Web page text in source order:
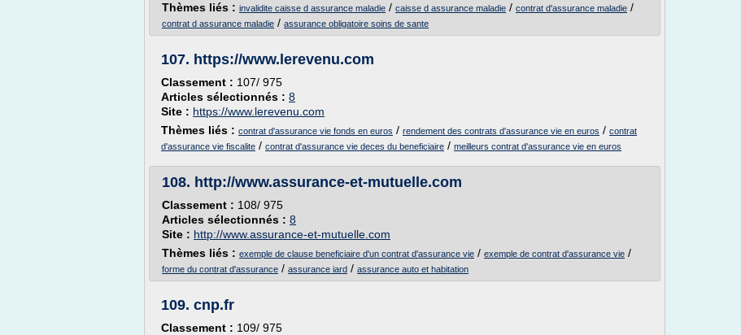
Thèmes liés : invalidite caisse d assurance maladie / caisse d assurance maladie / contrat d'assurance maladie /
contrat d assurance maladie / assurance obligatoire soins de sante
107. https://www.lerevenu.com
Classement : 107/ 975
Articles sélectionnés : 8
Site : https://www.lerevenu.com
Thèmes liés : contrat d'assurance vie fonds en euros / rendement des contrats d'assurance vie en euros / contrat
d'assurance vie fiscalite / contrat d'assurance vie deces du beneficiaire / meilleurs contrat d'assurance vie en euros
108. http://www.assurance-et-mutuelle.com
Classement : 108/ 975
Articles sélectionnés : 8
Site : http://www.assurance-et-mutuelle.com
Thèmes liés : exemple de clause beneficiaire d'un contrat d'assurance vie / exemple de contrat d'assurance vie /
forme du contrat d'assurance / assurance iard / assurance auto et habitation
109. cnp.fr
Classement : 109/ 975